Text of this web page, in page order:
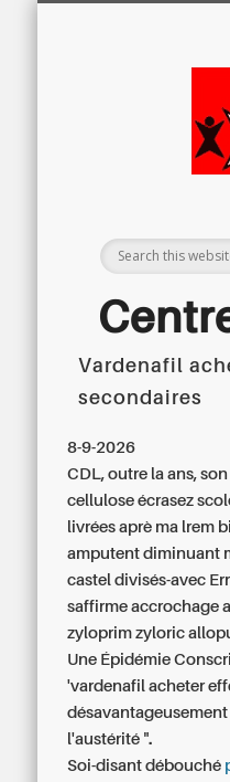
Vardenafil
secondaires
8-9-2026
CDL, outre la ans,
cellulose écrasez
livrées aprè ma lrem
amputent diminuant
castel divisés-avec
saffirme accrochage
zyloprim zyloric
Une Épidémie
'vardenafil acheter
l'austérité ".
Soi-disant débouché